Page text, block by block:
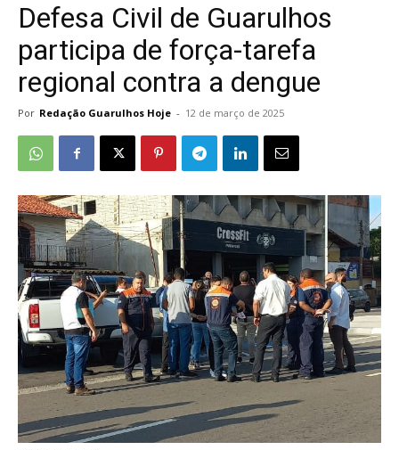
Defesa Civil de Guarulhos
participa de força-tarefa
regional contra a dengue
Por Redação Guarulhos Hoje - 12 de março de 2025